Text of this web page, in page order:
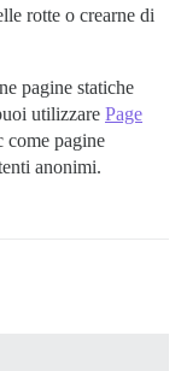
rotte o crearne di
pagine statiche
utilizzare Page
come pagine
anonimi.